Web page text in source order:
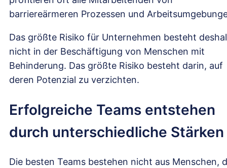
barriereärmeren Prozessen und
Das größte Risiko für Unternehmen besteht
nicht in der Beschäftigung von Menschen mit
Behinderung. Das größte Risiko besteht darin, auf
deren Potenzial zu verzichten.
Erfolgreiche Teams entstehen
durch unterschiedliche Stärken
Die besten Teams bestehen nicht aus Menschen,